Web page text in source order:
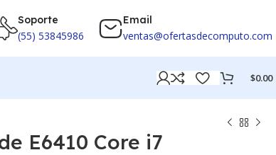
Soporte
(55) 53845986
Email
ventas@ofertasdecomputo.com
$0.00
E6410 Core i7